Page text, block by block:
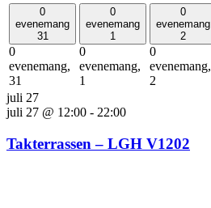
0
evenemang
31
0
evenemang,
31
0
evenemang
1
0
evenemang,
1
0
evenemang
2
0
evenemang,
2
juli 27
juli 27 @ 12:00 - 22:00
Takterrassen – LGH V1202